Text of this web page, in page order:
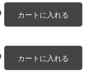
カートに入れる
カートに入れる